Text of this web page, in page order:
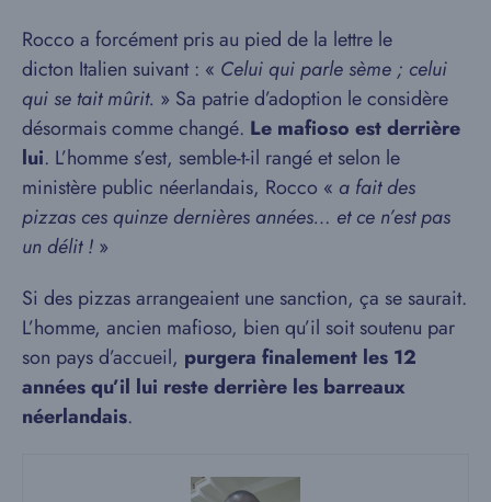
Rocco a forcément pris au pied de la lettre le
dicton Italien suivant : « Celui qui parle sème ; celui
qui se tait mûrit. » Sa patrie d’adoption le considère
désormais comme changé. Le mafioso est derrière
lui. L’homme s’est, semble-t-il rangé et selon le
ministère public néerlandais, Rocco « a fait des
pizzas ces quinze dernières années… et ce n’est pas
un délit ! »
Si des pizzas arrangeaient une sanction, ça se saurait.
L’homme, ancien mafioso, bien qu’il soit soutenu par
son pays d’accueil, purgera finalement les 12
années qu’il lui reste derrière les barreaux
néerlandais.